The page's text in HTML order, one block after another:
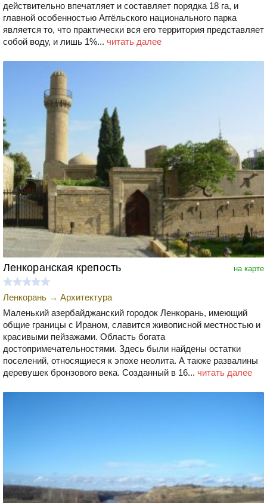
действительно впечатляет и составляет порядка 18 га, и
главной особенностью Аггёльского национального парка
является то, что практически вся его территория представляет
собой воду, и лишь 1%... читать далее
на карте
Ленкоранская крепость
Ленкорань → Архитектура
Маленький азербайджанский городок Ленкорань, имеющий
общие границы с Ираном, славится живописной местностью и
красивыми пейзажами. Область богата
достопримечательностями. Здесь были найдены остатки
поселений, относящиеся к эпохе неолита. А также развалины
деревушек бронзового века. Созданный в 16... читать далее